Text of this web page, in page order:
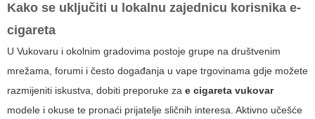
Kako se uključiti u lokalnu zajednicu korisnika e-
cigareta
U Vukovaru i okolnim gradovima postoje grupe na društvenim
mrežama, forumi i često događanja u vape trgovinama gdje možete
razmijeniti iskustva, dobiti preporuke za e cigareta vukovar
modele i okuse te pronaći prijatelje sličnih interesa. Aktivno učešće